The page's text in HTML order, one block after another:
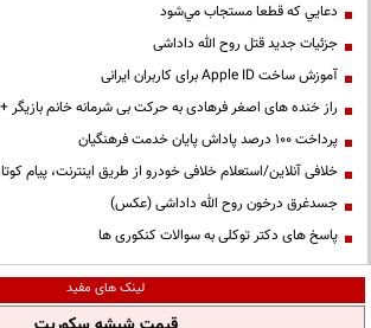
دعايي كه قطعا مستجاب مي‌شود
جزئیات جدید قتل روح الله داداشی
آموزش ساخت Apple ID برای کاربران ایرانی
راز خنده های اصغر فرهادی به حرکت بی شرمانه خانم
پرداخت ۱۰۰ درصد پاداش پایان خدمت فرهنگیان
خلافی آنلاین/استعلام خلافی خودرو از طریق اینترنت، پیام
جسدغرق درخون روح الله داداشی (عکس)
پاسخ های دکتر توکلی به سوالات کنکوری ها
لینک های مفید